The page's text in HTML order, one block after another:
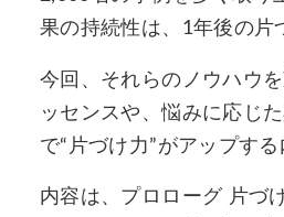
果の持続性は、1年後の片
今回、それらのノウハウ
ッセンスや、悩みに応じ
で“片づけ力”がアップす
内容は、プロローグ 片づ